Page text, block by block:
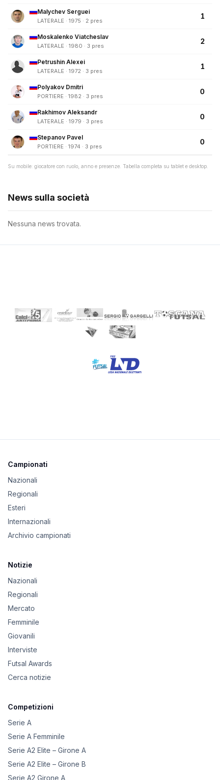
Malychev Serguei
LATERALE · 1975 · 2 pres
1
Moskalenko Viatcheslav
LATERALE · 1980 · 3 pres
2
Petrushin Alexei
LATERALE · 1972 · 3 pres
1
Polyakov Dmitri
PORTIERE · 1982 · 3 pres
0
Rakhimov Aleksandr
LATERALE · 1979 · 3 pres
0
Stepanov Pavel
PORTIERE · 1974 · 3 pres
0
Su mobile: giocatore con ruolo, anno e presenze. Tabella completa su tablet e desktop.
News sulla società
Nessuna news trovata.
Campionati
Nazionali
Regionali
Esteri
Internazionali
Archivio campionati
Notizie
Nazionali
Regionali
Mercato
Femminile
Giovanili
Interviste
Futsal Awards
Cerca notizie
Competizioni
Serie A
Serie A Femminile
Serie A2 Elite – Girone A
Serie A2 Elite – Girone B
Serie A2 Girone A